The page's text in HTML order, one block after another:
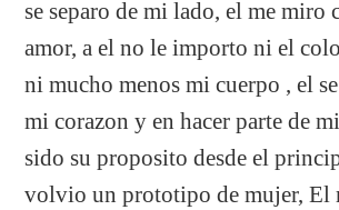
se separo de mi lado, el me miro
amor, a el no le importo ni el
ni mucho menos mi cuerpo , el
mi corazon y en hacer parte de
sido su proposito desde el
volvio un prototipo de mujer, El